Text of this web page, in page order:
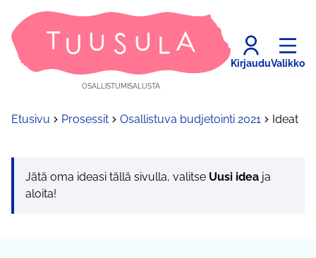
OSALLISTUMISALUSTA
KirjauduValikko
Etusivu Prosessit Osallistuva budjetointi 2021 Ideat
Jätä oma ideasi tällä sivulla, valitse Uusi idea ja
aloita!